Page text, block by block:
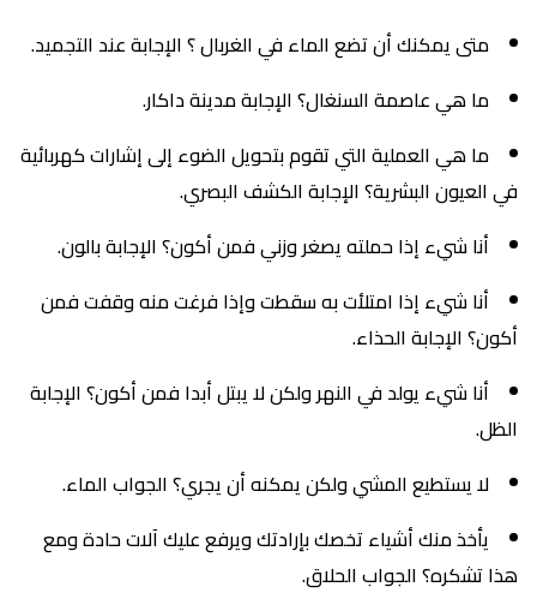
متى يمكنك أن تضع الماء في الغربال ؟ الإجابة عند التجميد.
ما هي عاصمة السنغال؟ الإجابة مدينة داكار.
ما هي العملية التي تقوم بتحويل الضوء إلى إشارات كهربائية
في العيون البشرية؟ الإجابة الكشف البصري.
أنا شيء إذا حملته يصغر وزني فمن أكون؟ الإجابة بالون.
أنا شيء إذا امتلأت به سقطت وإذا فرغت منه وقفت فمن
أكون؟ الإجابة الحذاء.
أنا شيء يولد في النهر ولكن لا يبتل أبدا فمن أكون؟ الإجابة
الظل.
لا يستطيع المشي ولكن يمكنه أن يجري؟ الجواب الماء.
يأخذ منك أشياء تخصك بإرادتك ويرفع عليك آلات حادة ومع
هذا تشكره؟ الجواب الحلاق.